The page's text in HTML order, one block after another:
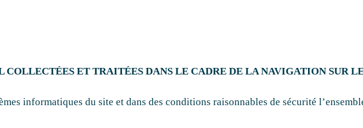
COLLECTÉES ET TRAITÉES DANS LE CADRE DE LA NAVIGATION SUR
informatiques du site et dans des conditions raisonnables de sécurité